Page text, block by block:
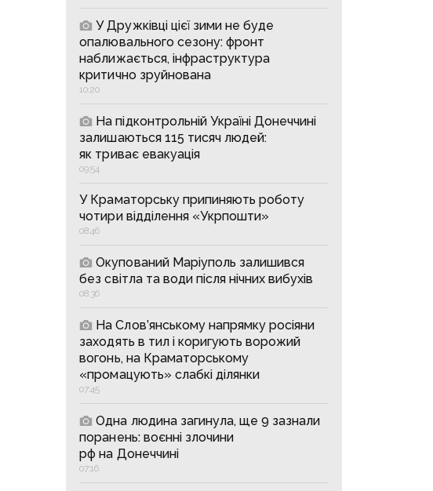
У Дружківці цієї зими не буде
опалювального сезону: фронт
наближається, інфраструктура
критично зруйнована
10:20
На підконтрольній Україні Донеччині
залишаються 115 тисяч людей:
як триває евакуація
09:54
У Краматорську припиняють роботу
чотири відділення «Укрпошти»
08:46
Окупований Маріуполь залишився
без світла та води після нічних вибухів
08:36
На Слов’янському напрямку росіяни
заходять в тил і коригують ворожий
вогонь, на Краматорському
«промацують» слабкі ділянки
07:45
Одна людина загинула, ще 9 зазнали
поранень: воєнні злочини
рф на Донеччині
07:16